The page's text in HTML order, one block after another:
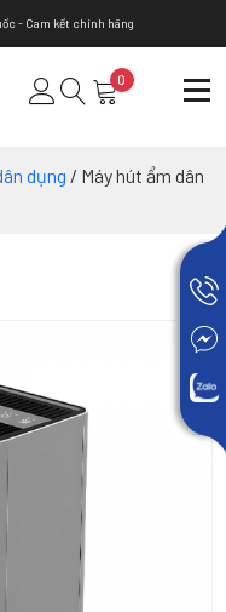
- Cam kết chính hãng
0
dụng / Máy hút ẩm dân